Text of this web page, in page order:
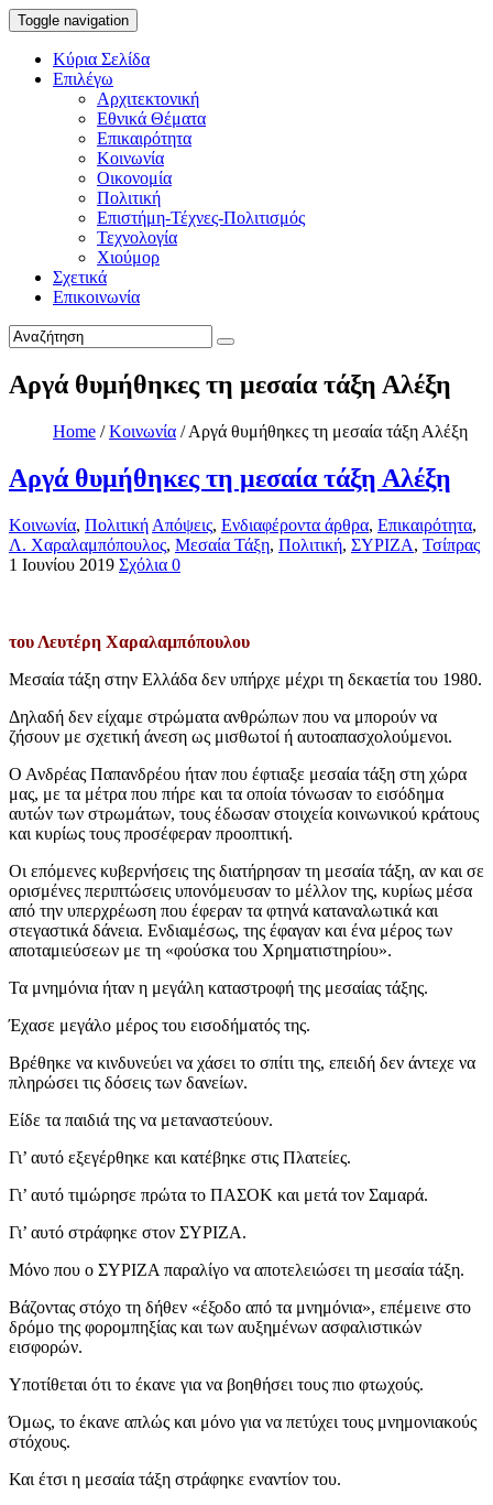
Toggle navigation
Κύρια Σελίδα
Επιλέγω
Αρχιτεκτονική
Εθνικά Θέματα
Επικαιρότητα
Κοινωνία
Οικονομία
Πολιτική
Επιστήμη-Τέχνες-Πολιτισμός
Τεχνολογία
Χιούμορ
Σχετικά
Επικοινωνία
Αργά θυμήθηκες τη μεσαία τάξη Αλέξη
Home / Κοινωνία / Αργά θυμήθηκες τη μεσαία τάξη Αλέξη
Αργά θυμήθηκες τη μεσαία τάξη Αλέξη
Κοινωνία, Πολιτική Απόψεις, Ενδιαφέροντα άρθρα, Επικαιρότητα,
Λ. Χαραλαμπόπουλος, Μεσαία Τάξη, Πολιτική, ΣΥΡΙΖΑ, Τσίπρας
1 Ιουνίου 2019 Σχόλια 0
του Λευτέρη Χαραλαμπόπουλου
Μεσαία τάξη στην Ελλάδα δεν υπήρχε μέχρι τη δεκαετία του 1980.
Δηλαδή δεν είχαμε στρώματα ανθρώπων που να μπορούν να
ζήσουν με σχετική άνεση ως μισθωτοί ή αυτοαπασχολούμενοι.
Ο Ανδρέας Παπανδρέου ήταν που έφτιαξε μεσαία τάξη στη χώρα
μας, με τα μέτρα που πήρε και τα οποία τόνωσαν το εισόδημα
αυτών των στρωμάτων, τους έδωσαν στοιχεία κοινωνικού κράτους
και κυρίως τους προσέφεραν προοπτική.
Οι επόμενες κυβερνήσεις της διατήρησαν τη μεσαία τάξη, αν και σε
ορισμένες περιπτώσεις υπονόμευσαν το μέλλον της, κυρίως μέσα
από την υπερχρέωση που έφεραν τα φτηνά καταναλωτικά και
στεγαστικά δάνεια. Ενδιαμέσως, της έφαγαν και ένα μέρος των
αποταμιεύσεων με τη «φούσκα του Χρηματιστηρίου».
Τα μνημόνια ήταν η μεγάλη καταστροφή της μεσαίας τάξης.
Έχασε μεγάλο μέρος του εισοδήματός της.
Βρέθηκε να κινδυνεύει να χάσει το σπίτι της, επειδή δεν άντεχε να
πληρώσει τις δόσεις των δανείων.
Είδε τα παιδιά της να μεταναστεύουν.
Γι’ αυτό εξεγέρθηκε και κατέβηκε στις Πλατείες.
Γι’ αυτό τιμώρησε πρώτα το ΠΑΣΟΚ και μετά τον Σαμαρά.
Γι’ αυτό στράφηκε στον ΣΥΡΙΖΑ.
Μόνο που ο ΣΥΡΙΖΑ παραλίγο να αποτελειώσει τη μεσαία τάξη.
Βάζοντας στόχο τη δήθεν «έξοδο από τα μνημόνια», επέμεινε στο
δρόμο της φορομπηξίας και των αυξημένων ασφαλιστικών
εισφορών.
Υποτίθεται ότι το έκανε για να βοηθήσει τους πιο φτωχούς.
Όμως, το έκανε απλώς και μόνο για να πετύχει τους μνημονιακούς
στόχους.
Και έτσι η μεσαία τάξη στράφηκε εναντίον του.